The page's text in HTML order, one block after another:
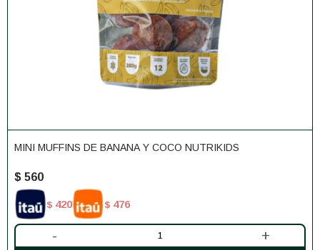
MINI MUFFINS DE BANANA Y COCO NUTRIKIDS
$ 560
$ 420 $ 476
- +